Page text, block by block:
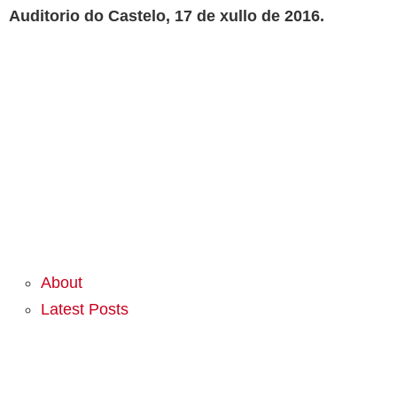
Auditorio do Castelo, 17 de xullo de 2016.
About
Latest Posts